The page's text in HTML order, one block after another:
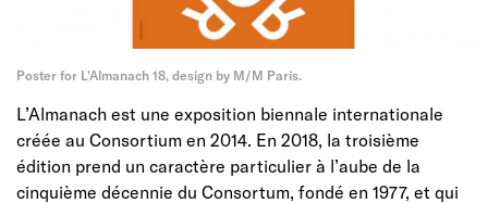
Poster for L'Almanach 18, design by M/M Paris.
L’Almanach est une exposition biennale internationale
créée au Consortium en 2014. En 2018, la troisième
édition prend un caractère particulier à l’aube de la
cinquième décennie du Consortum, fondé en 1977, et qui